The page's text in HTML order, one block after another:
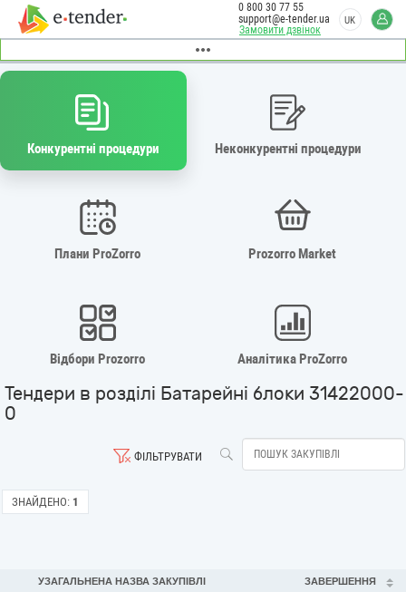
Замовити дзвінок
0 800 30 77 55
support@e-tender.ua
UK
Конкурентні процедури Неконкурентні процедури
Плани ProZorro Prozorro Market
Відбори Prozorro Аналітика ProZorro
Тендери в розділі Батарейні блоки 31422000-
0
ФІЛЬТРУВАТИ
ЗНАЙДЕНО: 1
УЗАГАЛЬНЕНА НАЗВА ЗАКУПІВЛІ ЗАВЕРШЕННЯ